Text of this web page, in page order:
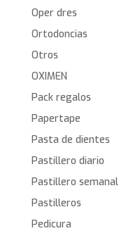
Oper dres
Ortodoncias
Otros
OXIMEN
Pack regalos
Papertape
Pasta de dientes
Pastillero diario
Pastillero semanal
Pastilleros
Pedicura